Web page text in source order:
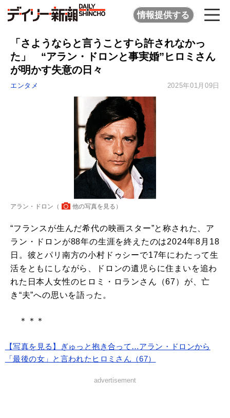
情報提供する
「さようならと言うことすら許されなかっ
た」 “アラン・ドロンと事実婚”ヒロミさん
が明かす失意の日々
エンタメ 2025年01月09日
アラン・ドロン（ 他の写真を見る ）
“フランスが生んだ希代の映画スター”と称された、ア
ラン・ドロンが88年の生涯を終えたのは2024年8月18
日。彼とパリ南方の小村ドゥシーで17年にわたって生
活をともにしながら、ドロンの遺児らに住まいを追わ
れた日本人女性のヒロミ・ロランさん（67）が、亡
き“夫”への思いを語った。
＊＊＊
【写真を見る】ぎゅっと抱き合って…アラン・ドロンから
「最後の女」と言われたヒロミさん（67）
advertisement